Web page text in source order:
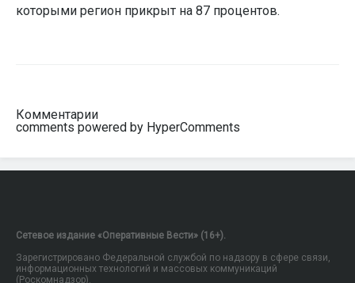
которыми регион прикрыт на 87 процентов.
Комментарии
comments powered by HyperComments
Сетевое издание «Оперативные Вести» (16+).
Зарегистрировано Федеральной службой по надзору в сфере связи,
информационных технологий и массовых коммуникаций
(Роскомнадзор).